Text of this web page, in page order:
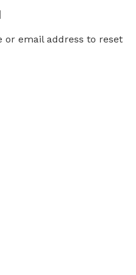
or email address to reset